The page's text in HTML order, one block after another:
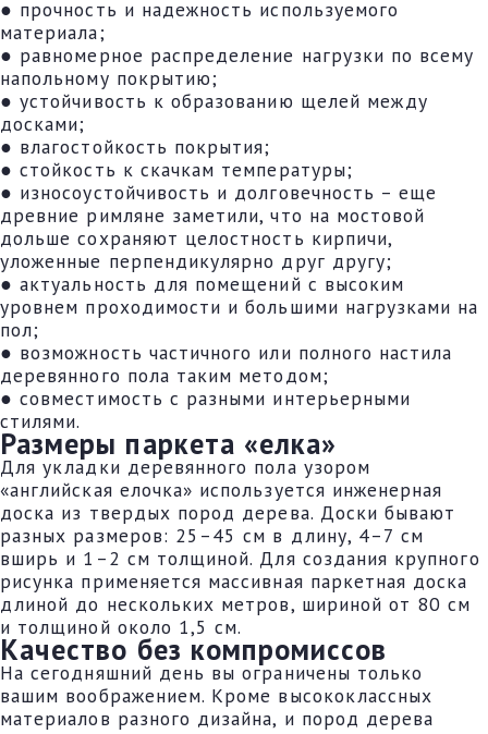
● прочность и надежность используемого
материала;
● равномерное распределение нагрузки по всему
напольному покрытию;
● устойчивость к образованию щелей между
досками;
● влагостойкость покрытия;
● стойкость к скачкам температуры;
● износоустойчивость и долговечность – еще
древние римляне заметили, что на мостовой
дольше сохраняют целостность кирпичи,
уложенные перпендикулярно друг другу;
● актуальность для помещений с высоким
уровнем проходимости и большими нагрузками на
пол;
● возможность частичного или полного настила
деревянного пола таким методом;
● совместимость с разными интерьерными
стилями.
Размеры паркета «елка»
Для укладки деревянного пола узором
«английская елочка» используется инженерная
доска из твердых пород дерева. Доски бывают
разных размеров: 25–45 см в длину, 4–7 см
вширь и 1–2 см толщиной. Для создания крупного
рисунка применяется массивная паркетная доска
длиной до нескольких метров, шириной от 80 см
и толщиной около 1,5 см.
Качество без компромиссов
На сегодняшний день вы ограничены только
вашим воображением. Кроме высококлассных
материалов разного дизайна, и пород дерева